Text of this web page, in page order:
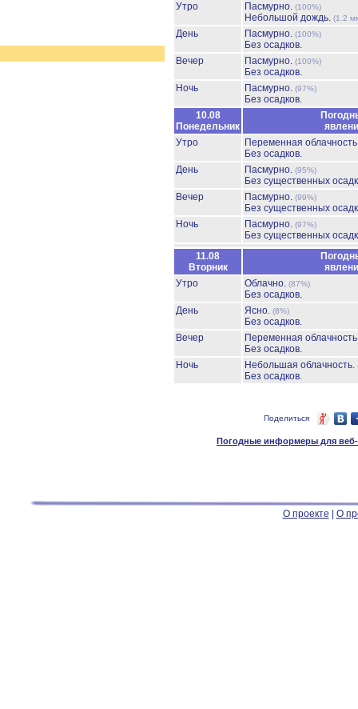
Утро
Пасмурно. (100%)
Небольшой дождь. (1.2
День Пасмурно. (100%)
Без осадков.
Вечер
Пасмурно. (100%)
Без осадков.
Ночь
Пасмурно. (97%)
Без осадков.
10.08
Понедельник
Утро
Переменная
Без осадков.
День
Пасмурно. (95%)
Без существенных
Вечер
Пасмурно. (99%)
Без существенных
Ночь
Пасмурно. (97%)
Без существенных
11.08
Вторник
Утро
Облачно. (87%)
Без осадков.
День
Ясно. (8%)
Без осадков.
Вечер
Переменная
Без осадков.
Ночь
Небольшая облачность.
Без осадков.
Поделиться
Погодные информеры для веб-
О проекте О